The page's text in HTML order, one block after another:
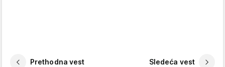
Prethodna vest Sledeća vest